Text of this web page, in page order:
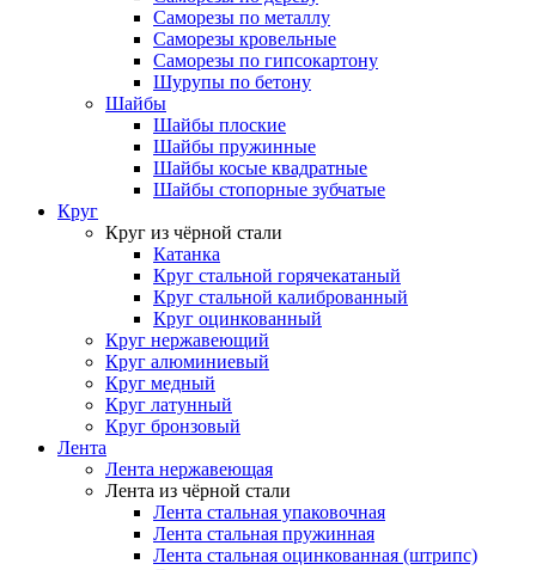
Саморезы по металлу
Саморезы кровельные
Саморезы по гипсокартону
Шурупы по бетону
Шайбы
Шайбы плоские
Шайбы пружинные
Шайбы косые квадратные
Шайбы стопорные зубчатые
Круг
Круг из чёрной стали
Катанка
Круг стальной горячекатаный
Круг стальной калиброванный
Круг оцинкованный
Круг нержавеющий
Круг алюминиевый
Круг медный
Круг латунный
Круг бронзовый
Лента
Лента нержавеющая
Лента из чёрной стали
Лента стальная упаковочная
Лента стальная пружинная
Лента стальная оцинкованная (штрипс)